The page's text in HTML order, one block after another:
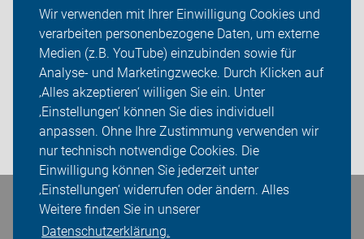
Wir verwenden mit Ihrer Einwilligung Cookies und
verarbeiten personenbezogene Daten, um externe
Medien (z.B. YouTube) einzubinden sowie für
Analyse- und Marketingzwecke. Durch Klicken auf
‚Alles akzeptieren‘ willigen Sie ein. Unter
‚Einstellungen‘ können Sie dies individuell
anpassen. Ohne Ihre Zustimmung verwenden wir
nur technisch notwendige Cookies. Die
Einwilligung können Sie jederzeit unter
‚Einstellungen‘ widerrufen oder ändern. Alles
Weitere finden Sie in unserer
Datenschutzerklärung.
Rückblicke
ADFC Unna
Sei dabei
Login
Bleiben Sie in Kontakt